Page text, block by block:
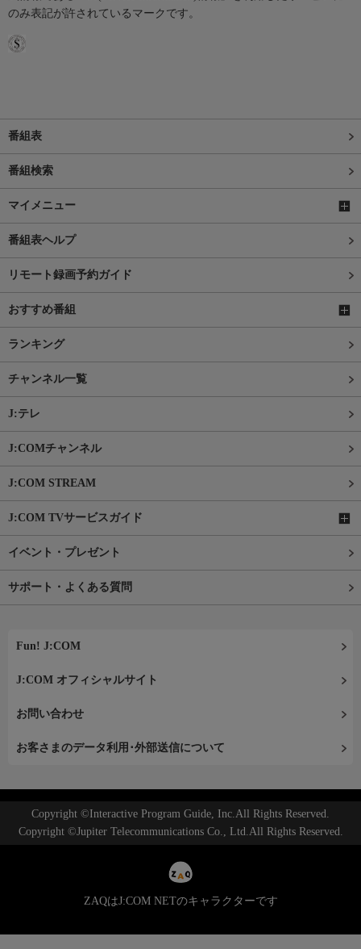
のみ表記が許されているマークです。
番組表
番組検索
マイメニュー
番組表ヘルプ
リモート録画予約ガイド
おすすめ番組
ランキング
チャンネル一覧
J:テレ
J:COMチャンネル
J:COM STREAM
J:COM TVサービスガイド
イベント・プレゼント
サポート・よくある質問
Fun! J:COM
J:COM オフィシャルサイト
お問い合わせ
お客さまのデータ利用･外部送信について
Copyright ©Interactive Program Guide, Inc.All Rights Reserved.
Copyright ©Jupiter Telecommunications Co., Ltd.All Rights Reserved.
ZAQはJ:COM NETのキャラクターです